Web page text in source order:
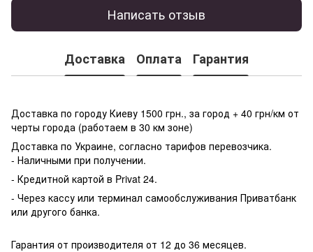
Написать отзыв
Доставка Оплата Гарантия
Доставка по городу Киеву 1500 грн., за город + 40 грн/км от
черты города (работаем в 30 км зоне)
Доставка по Украине, согласно тарифов перевозчика.
- Наличными при получении.
- Кредитной картой в Privat 24.
- Через кассу или терминал самообслуживания Приватбанк
или другого банка.
Гарантия от производителя от 12 до 36 месяцев.